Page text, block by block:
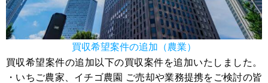
買収希望案件の追加（農業）
買収希望案件の追加以下の買収案件を追加いたしました。
・いちご農家、イチゴ農園 ご売却や業務提携をご検討の皆